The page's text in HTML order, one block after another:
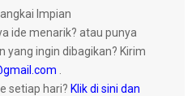
Impian
ide menarik? atau punya
ingin dibagikan? Kirim
setiap hari? Klik di sini dan